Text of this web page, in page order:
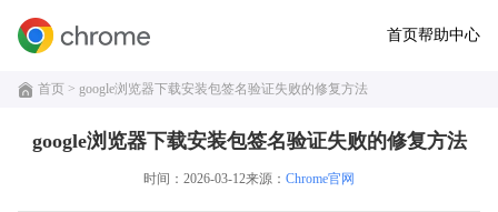
首页帮助中心
首页 > google浏览器下载安装包签名验证失败的修复方法
google浏览器下载安装包签名验证失败的修复方法
时间：2026-03-12来源： Chrome官网